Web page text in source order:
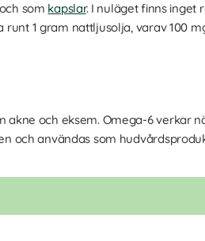
och som kapslar. I nuläget finns inget
1 gram nattljusolja, varav 100
och eksem. Omega-6 verkar
och användas som